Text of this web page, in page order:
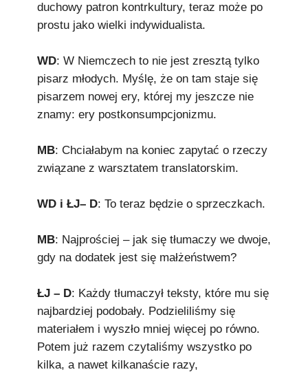
duchowy patron kontrkultury, teraz może po
prostu jako wielki indywidualista.
WD: W Niemczech to nie jest zresztą tylko
pisarz młodych. Myślę, że on tam staje się
pisarzem nowej ery, której my jeszcze nie
znamy: ery postkonsumpcjonizmu.
MB: Chciałabym na koniec zapytać o rzeczy
związane z warsztatem translatorskim.
WD i ŁJ– D: To teraz będzie o sprzeczkach.
MB: Najprościej – jak się tłumaczy we dwoje,
gdy na dodatek jest się małżeństwem?
ŁJ – D: Każdy tłumaczył teksty, które mu się
najbardziej podobały. Podzieliliśmy się
materiałem i wyszło mniej więcej po równo.
Potem już razem czytaliśmy wszystko po
kilka, a nawet kilkanaście razy,